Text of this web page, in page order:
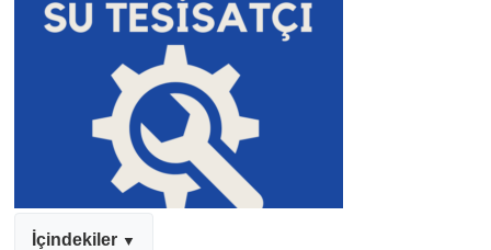
İçindekiler